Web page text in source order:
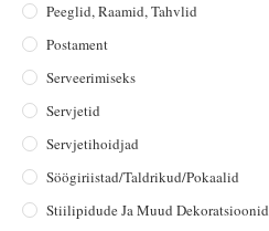
Peeglid, Raamid, Tahvlid
Postament
Serveerimiseks
Servjetid
Servjetihoidjad
Söögiriistad/taldrikud/pokaalid
Stiilipidude Ja Muud Dekoratsioonid